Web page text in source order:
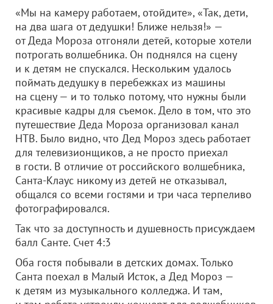
«Мы на камеру работаем, отойдите», «Так, дети,
на два шага от дедушки! Ближе нельзя!» —
от Деда Мороза отгоняли детей, которые хотели
потрогать волшебника. Он поднялся на сцену
и к детям не спускался. Нескольким удалось
поймать дедушку в перебежках из машины
на сцену — и то только потому, что нужны были
красивые кадры для съемок. Дело в том, что это
путешествие Деда Мороза организовал канал
НТВ. Было видно, что Дед Мороз здесь работает
для телевизионщиков, а не просто приехал
в гости. В отличие от российского волшебника,
Санта-Клаус никому из детей не отказывал,
общался со всеми гостями и три часа терпеливо
фотографировался.
Так что за доступность и душевность присуждаем
балл Санте. Счет 4:3
Оба гостя побывали в детских домах. Только
Санта поехал в Малый Исток, а Дед Мороз —
к детям из музыкального колледжа. И там,